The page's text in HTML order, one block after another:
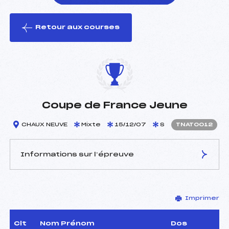
le ski
Retour aux courses
Coupe de France Jeune
CHAUX NEUVE Mixte 15/12/07 S TNAT0012
Informations sur l’épreuve
PAGNIER JEROME (MJ)
Délégué Technique :
GAILLARD JACQUES (DA)
D.T Adjoint :
YERLY JAMES (MB)
Imprimer
Clt Nom Prénom Dos